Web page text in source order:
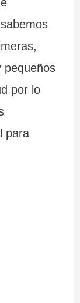
pequeños
por lo
para